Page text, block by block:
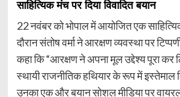
साहित्यिक मंच पर दिया विवादित बयान
22 नवंबर को भोपाल में आयोजित एक
दौरान संतोष वर्मा ने आरक्षण व्यवस्था पर
कहा कि “आरक्षण ने अपना मूल उद्देश्य पूरा
स्थायी राजनीतिक हथियार के रूप में इस्तेमाल
उनका एक और बयान सोशल मीडिया पर